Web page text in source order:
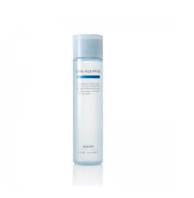
振って混ぜると、美容成分がくずれ
ピタッと密着。くずれ防止成分が
汗・水・皮脂をはじきながら、美容
さらに保湿成分配合でうるおい感が
続き、エアコンなどによる乾燥も防